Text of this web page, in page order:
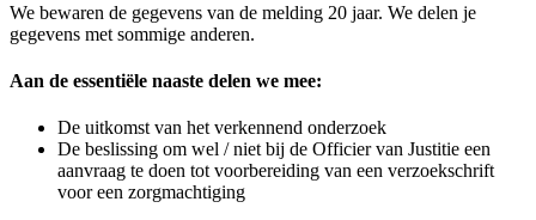
We bewaren de gegevens van de melding 20 jaar. We delen je
gegevens met sommige anderen.
Aan de essentiële naaste delen we mee:
De uitkomst van het verkennend onderzoek
De beslissing om wel / niet bij de Officier van Justitie een
aanvraag te doen tot voorbereiding van een verzoekschrift
voor een zorgmachtiging